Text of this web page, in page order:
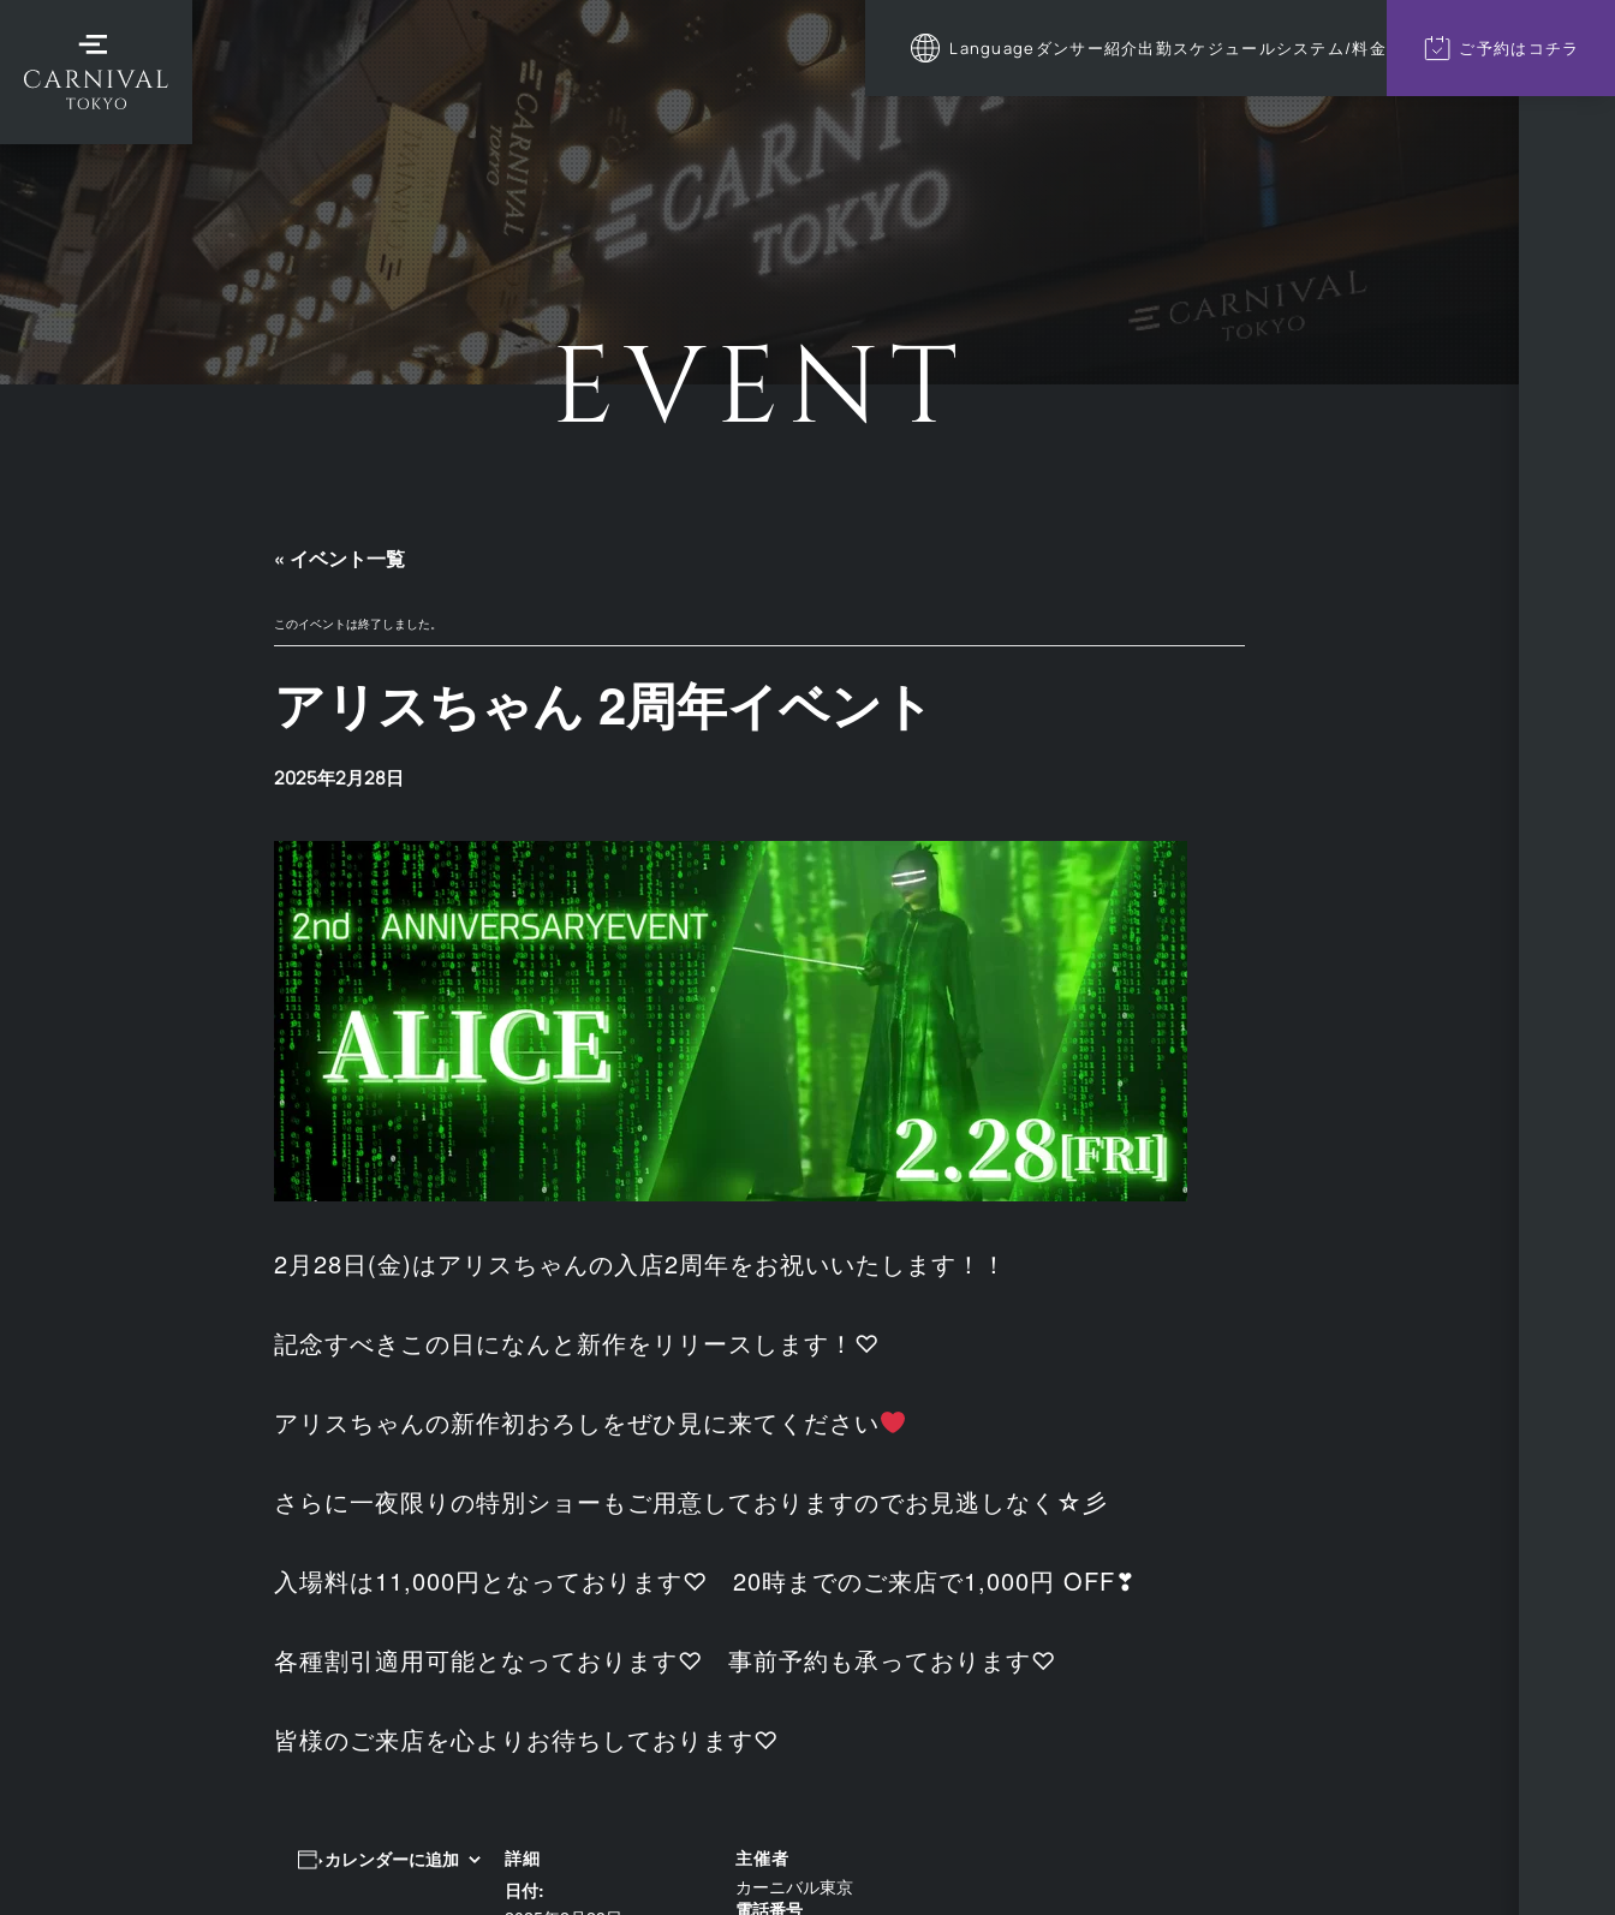
Language ダンサー紹介出勤スケジュールシステム/料金 ご予約はコチラ
EVENT
« イベント一覧
このイベントは終了しました。
アリスちゃん 2周年イベント
2025年2月28日
2月28日(金)はアリスちゃんの入店2周年をお祝いいたします！！
記念すべきこの日になんと新作をリリースします！♡
アリスちゃんの新作初おろしをぜひ見に来てください
さらに一夜限りの特別ショーもご用意しておりますのでお見逃しなく☆彡
入場料は11,000円となっております♡ 20時までのご来店で1,000円 OFF❣
各種割引適用可能となっております♡ 事前予約も承っております♡
皆様のご来店を心よりお待ちしております♡
カレンダーに追加
詳細
日付:
主催者
カーニバル東京
電話番号